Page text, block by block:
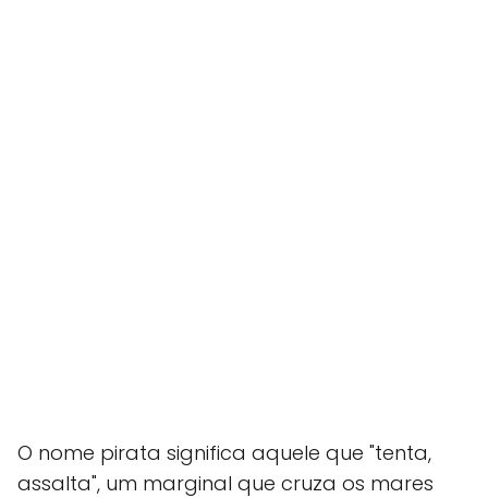
O nome pirata significa aquele que "tenta,
assalta", um marginal que cruza os mares